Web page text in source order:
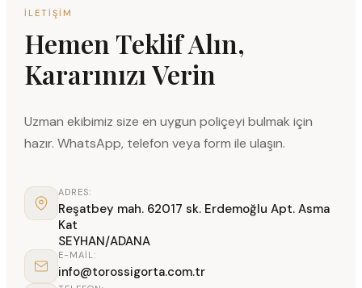
İLETIŞIM
Hemen Teklif Alın,
Kararınızı Verin
Uzman ekibimiz size en uygun poliçeyi bulmak için
hazır. WhatsApp, telefon veya form ile ulaşın.
ADRES:
Reşatbey mah. 62017 sk. Erdemoğlu Apt. Asma
Kat
SEYHAN/ADANA
E-MAIL:
info@torossigorta.com.tr